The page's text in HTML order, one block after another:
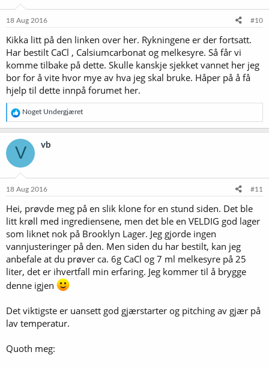
18 Aug 2016 #10
Kikka litt på den linken over her. Rykningene er der fortsatt.
Har bestilt CaCl , Calsiumcarbonat og melkesyre. Så får vi
komme tilbake på dette. Skulle kanskje sjekket vannet her jeg
bor for å vite hvor mye av hva jeg skal bruke. Håper på å få
hjelp til dette innpå forumet her.
R
e
a
k
s
j
o
e
Noget Undergjæret
V vb
18 Aug 2016 #11
Hei, prøvde meg på en slik klone for en stund siden. Det ble
litt krøll med ingrediensene, men det ble en VELDIG god lager
som liknet nok på Brooklyn Lager. Jeg gjorde ingen
vannjusteringer på den. Men siden du har bestilt, kan jeg
anbefale at du prøver ca. 6g CaCl og 7 ml melkesyre på 25
liter, det er ihvertfall min erfaring. Jeg kommer til å brygge
denne igjen
Det viktigste er uansett god gjærstarter og pitching av gjær på
lav temperatur.
Quoth meg: